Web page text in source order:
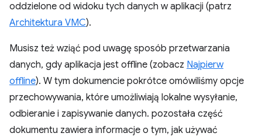
oddzielone od widoku tych danych w aplikacji (patrz
Architektura VMC).
Musisz też wziąć pod uwagę sposób przetwarzania
danych, gdy aplikacja jest offline (zobacz Najpierw
offline). W tym dokumencie pokrótce omówiliśmy opcje
przechowywania, które umożliwiają lokalne wysyłanie,
odbieranie i zapisywanie danych. pozostała część
dokumentu zawiera informacje o tym, jak używać